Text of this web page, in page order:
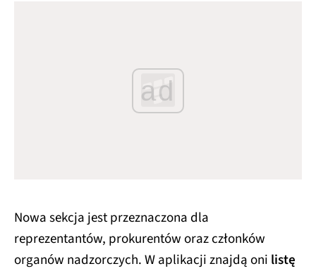
ad
Nowa sekcja jest przeznaczona dla
reprezentantów, prokurentów oraz członków
organów nadzorczych. W aplikacji znajdą oni listę